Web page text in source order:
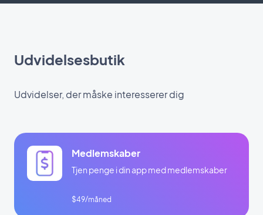
Udvidelsesbutik
Udvidelser, der måske interesserer dig
Medlemskaber
Tjen penge i din app med medlemskaber
$49/måned